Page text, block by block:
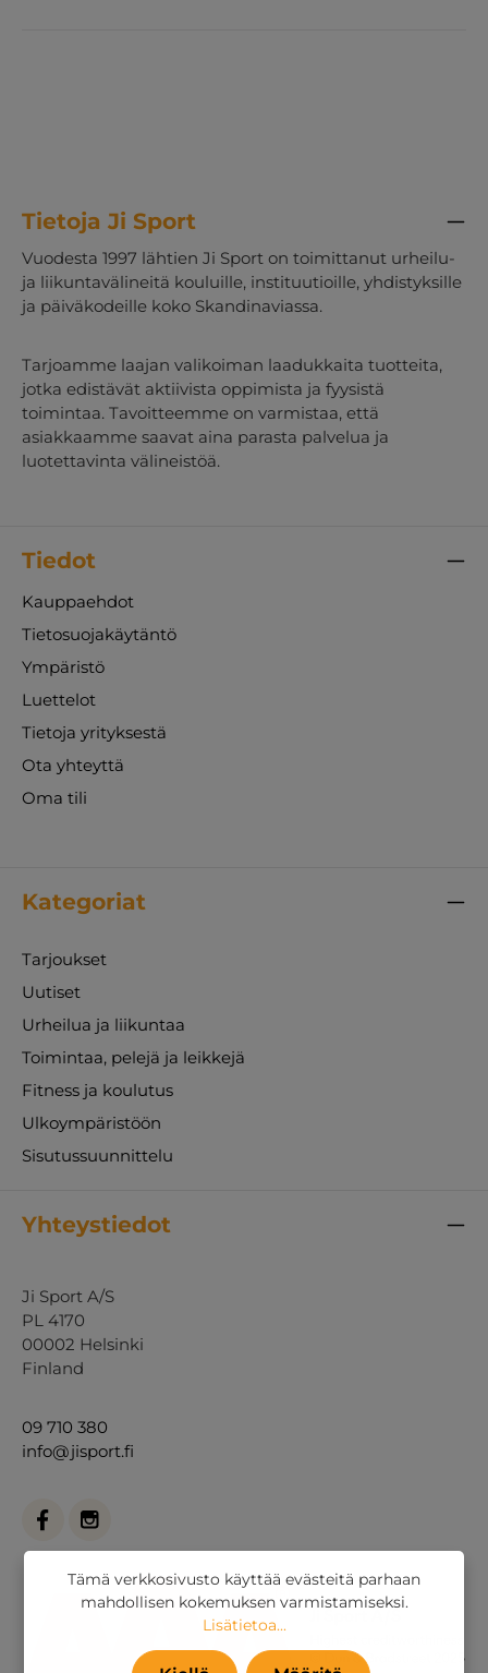
Tietoja Ji Sport
Vuodesta 1997 lähtien Ji Sport on toimittanut urheilu-
ja liikuntavälineitä kouluille, instituutioille, yhdistyksille
ja päiväkodeille koko Skandinaviassa.
Tarjoamme laajan valikoiman laadukkaita tuotteita,
jotka edistävät aktiivista oppimista ja fyysistä
toimintaa. Tavoitteemme on varmistaa, että
asiakkaamme saavat aina parasta palvelua ja
luotettavinta välineistöä.
Tiedot
Kauppaehdot
Tietosuojakäytäntö
Ympäristö
Luettelot
Tietoja yrityksestä
Ota yhteyttä
Oma tili
Kategoriat
Tarjoukset
Uutiset
Urheilua ja liikuntaa
Toimintaa, pelejä ja leikkejä
Fitness ja koulutus
Ulkoympäristöön
Sisutussuunnittelu
Yhteystiedot
Ji Sport A/S
PL 4170
00002 Helsinki
Finland
09 710 380
info@jisport.fi
Tämä verkkosivusto käyttää evästeitä parhaan
mahdollisen kokemuksen varmistamiseksi.
Lisätietoa...